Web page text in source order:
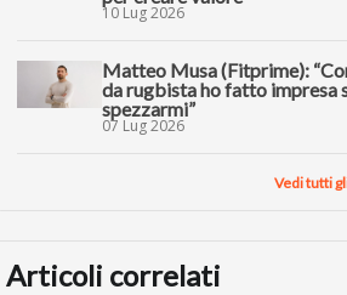
10 Lug 2026
Matteo Musa (Fitprime):
da rugbista ho fatto impresa
spezzarmi”
07 Lug 2026
Vedi tutti
Articoli correlati